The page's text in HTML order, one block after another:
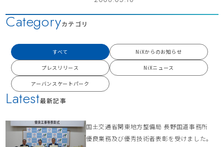
Latest最新記事
国土交通省関東地方整備局 長野国道事務所
優良業務及び優秀技術者表彰を受けました。
Categoryカテゴリ
すべて NiXからのお知らせ
プレスリリース NiXニュース
アーバンスケートパーク